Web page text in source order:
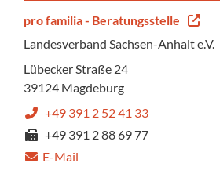
pro familia - Beratungsstelle
Landesverband Sachsen-Anhalt e.V.
Lübecker Straße 24
39124 Magdeburg
+49 391 2 52 41 33
+49 391 2 88 69 77
E-Mail